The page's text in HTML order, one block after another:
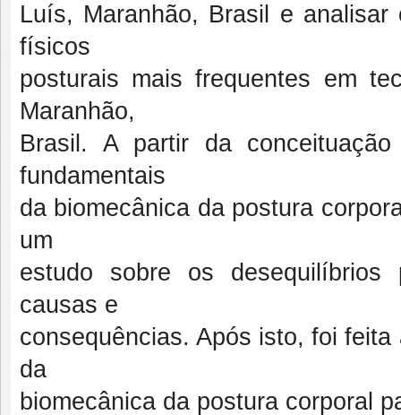
Luís, Maranhão, Brasil e
físicos
posturais mais frequentes em
Maranhão,
Brasil. A partir da
fundamentais
da biomecânica da postura
um
estudo sobre os desequilíbrios
causas e
consequências. Após isto, foi
da
biomecânica da postura corporal